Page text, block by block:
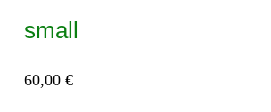
small
60,00 €